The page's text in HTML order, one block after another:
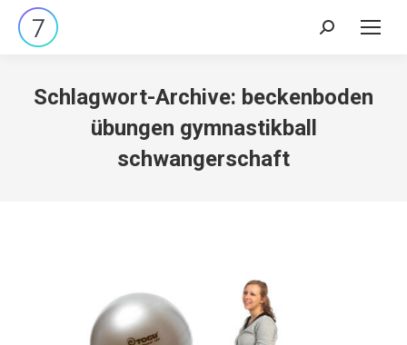
Search:
Schlagwort-Archive: beckenboden
übungen gymnastikball
schwangerschaft